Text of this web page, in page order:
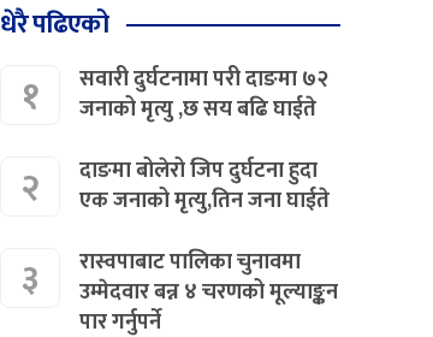
धेरै पढिएको
१
सवारी दुर्घटनामा परी दाङमा ७२
जनाको मृत्यु ,छ सय बढि घाईते
२
दाङमा बोलेरो जिप दुर्घटना हुदा
एक जनाको मृत्यु,तिन जना घाईते
३
रास्वपाबाट पालिका चुनावमा
उम्मेदवार बन्न ४ चरणको मूल्याङ्कन
पार गर्नुपर्ने